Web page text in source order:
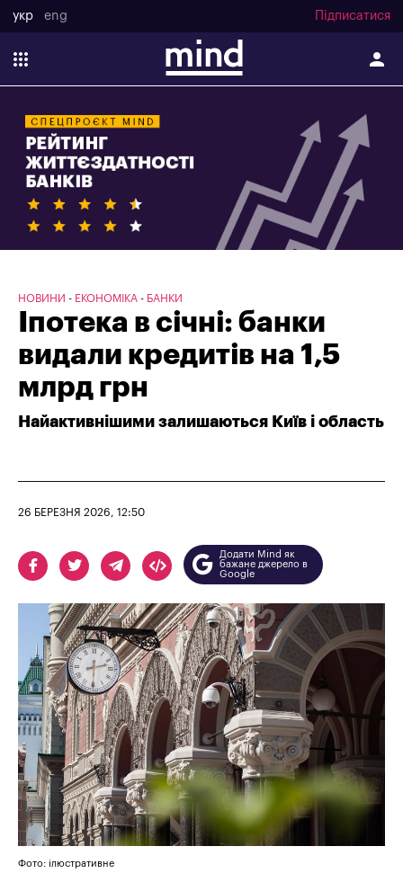
укр eng Підписатися
НОВИНИ ЕКОНОМІКА БАНКИ
Іпотека в січні: банки
видали кредитів на 1,5
млрд грн
Найактивнішими залишаються Київ і область
26 БЕРЕЗНЯ 2026, 12:50
Додати Mind як
бажане джерело в
Google
Фото: ілюстративне